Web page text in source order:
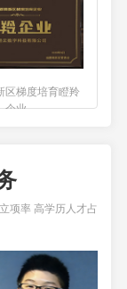
区梯度培育瞪羚
企业
项率 高学历人才占